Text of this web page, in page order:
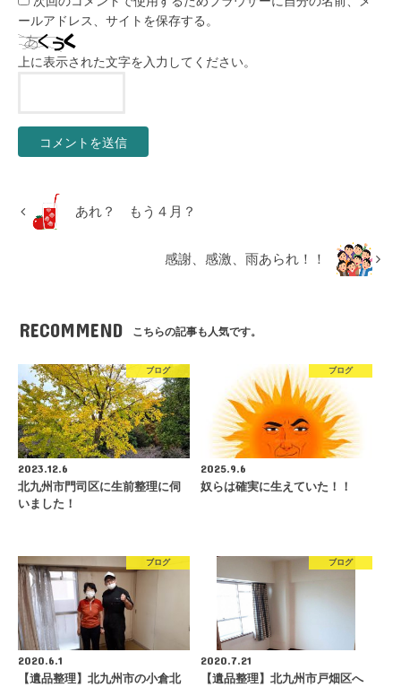
ールアドレス、サイトを保存する。
上に表示された文字を入力してください。
あれ？ もう４月？
感謝、感激、雨あられ！！
RECOMMEND こちらの記事も人気です。
ブログ
2023.12.6
北九州市門司区に生前整理に伺
いました！
ブログ
2025.9.6
奴らは確実に生えていた！！
ブログ
2020.6.1
【遺品整理】北九州市の小倉北
ブログ
2020.7.21
【遺品整理】北九州市戸畑区へ